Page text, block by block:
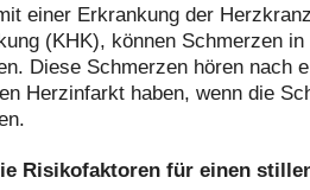
einer Erkrankung der
(KHK), können Schmerzen
Diese Schmerzen hören nach
Herzinfarkt haben, wenn die
Risikofaktoren für einen